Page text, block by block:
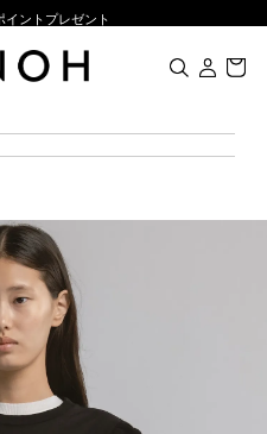
イントプレゼント
¥1,000クーポン進呈